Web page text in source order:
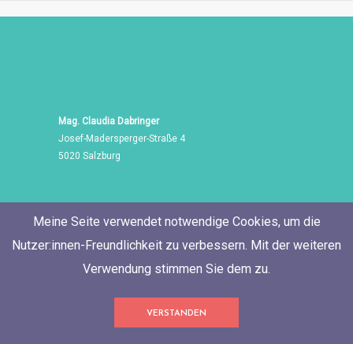
Mag. Claudia Dabringer
Josef-Madersperger-Straße 4
5020 Salzburg
Tel./Fax: +43 662 455 471
Mobil: +43 676 60 514 06
Meine Seite verwendet notwendige Cookies, um die
Nutzer:innen-Freundlichkeit zu verbessern. Mit der weiteren
Verwendung stimmen Sie dem zu.
VERSTANDEN